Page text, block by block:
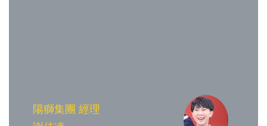
陽獅集團 經理